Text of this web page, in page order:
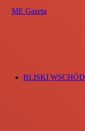
BLISKI WSCHÓD